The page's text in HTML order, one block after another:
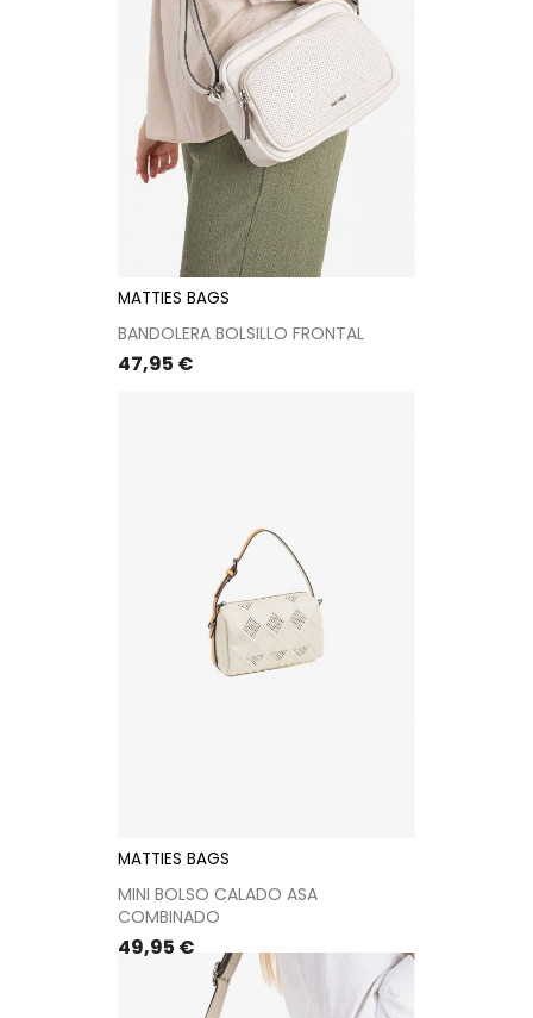
MATTIES BAGS
BANDOLERA BOLSILLO FRONTAL
Precio
47,95 €
MATTIES BAGS
MINI BOLSO CALADO ASA
COMBINADO
Precio
49,95 €